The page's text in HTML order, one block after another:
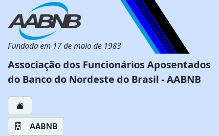
Fundada em 17 de maio de 1983
Associação dos Funcionários Aposentados
do Banco do Nordeste do Brasil - AABNB
AABNB